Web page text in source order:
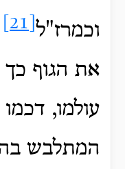
וכמרז"ל
את הגוף
עולמו,
המתלבש